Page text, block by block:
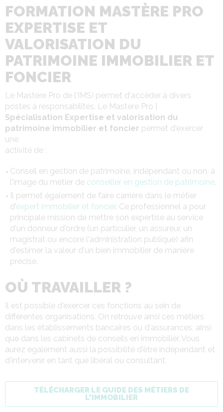
FORMATION MASTÈRE PRO
EXPERTISE ET
VALORISATION DU
PATRIMOINE IMMOBILIER ET
FONCIER
Le Mastère Pro de l'IMSI permet d'accéder à divers
postes à responsabilités. Le Mastère Pro |
Spécialisation Expertise et valorisation du
patrimoine immobilier et foncier permet d'exercer
une
activité de :
Conseil en gestion de patrimoine, indépendant ou non, à
l'image du métier de conseiller en gestion de patrimoine.
Il permet également de faire carrière dans le métier
d'expert immobilier et foncier. Ce professionnel a pour
principale mission de mettre son expertise au service
d'un donneur d'ordre (un particulier, un assureur, un
magistrat ou encore l'administration publique) afin
d'estimer la valeur d'un bien immobilier de manière
précise.
OÙ TRAVAILLER ?
Il est possible d'exercer ces fonctions au sein de
différentes organisations. On retrouve ainsi ces métiers
dans les établissements bancaires ou d'assurances, ainsi
que dans les cabinets de conseils en immobilier. Vous
aurez également aussi la possibilité d'être indépendant et
d'intervenir en tant que libéral ou consultant.
TÉLÉCHARGER LE GUIDE DES MÉTIERS DE
L'IMMOBILIER